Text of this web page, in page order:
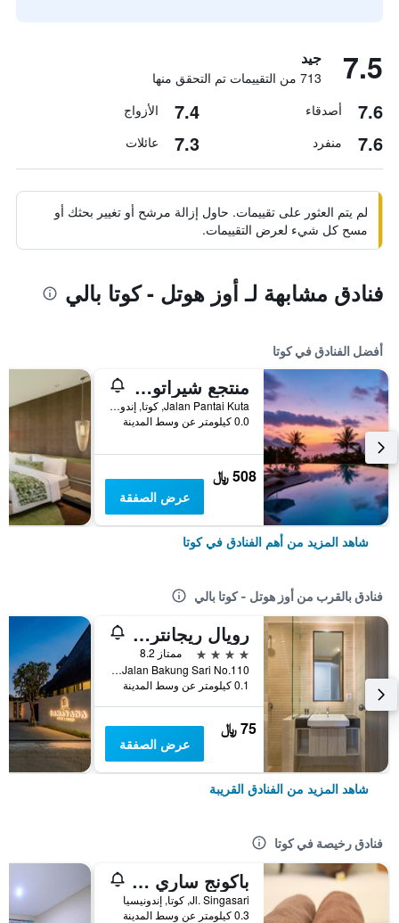
7.5 جيد
713 من التقييمات تم التحقق منها
7.6 أصدقاء 7.4 الأزواج
7.6 منفرد 7.3 عائلات
لم يتم العثور على تقييمات. حاول إزالة مرشح أو تغيير بحثك أو
مسح كل شيء لعرض التقييمات.
فنادق مشابهة لـ أوز هوتل - كوتا بالي
أفضل الفنادق في كوتا
منتجع شيراتون بالي كوتا
Jalan Pantai Kuta, كوتا, إندونيسيا
0.0 كيلومتر عن وسط المدينة
508 ﷼
عرض الصفقة
شاهد المزيد من أهم الفنادق في كوتا
فنادق بالقرب من أوز هوتل - كوتا بالي
رويال ريجانتريس كوتا
4 نجوم
ممتاز 8.2
Jalan Bakung Sari No.110, كوتا, إندونيسيا
0.1 كيلومتر عن وسط المدينة
75 ﷼
عرض الصفقة
شاهد المزيد من الفنادق القريبة
فنادق رخيصة في كوتا
باكونج ساري ريزورت آند سبا
Jl. Singasari, كوتا, إندونيسيا
0.3 كيلومتر عن وسط المدينة